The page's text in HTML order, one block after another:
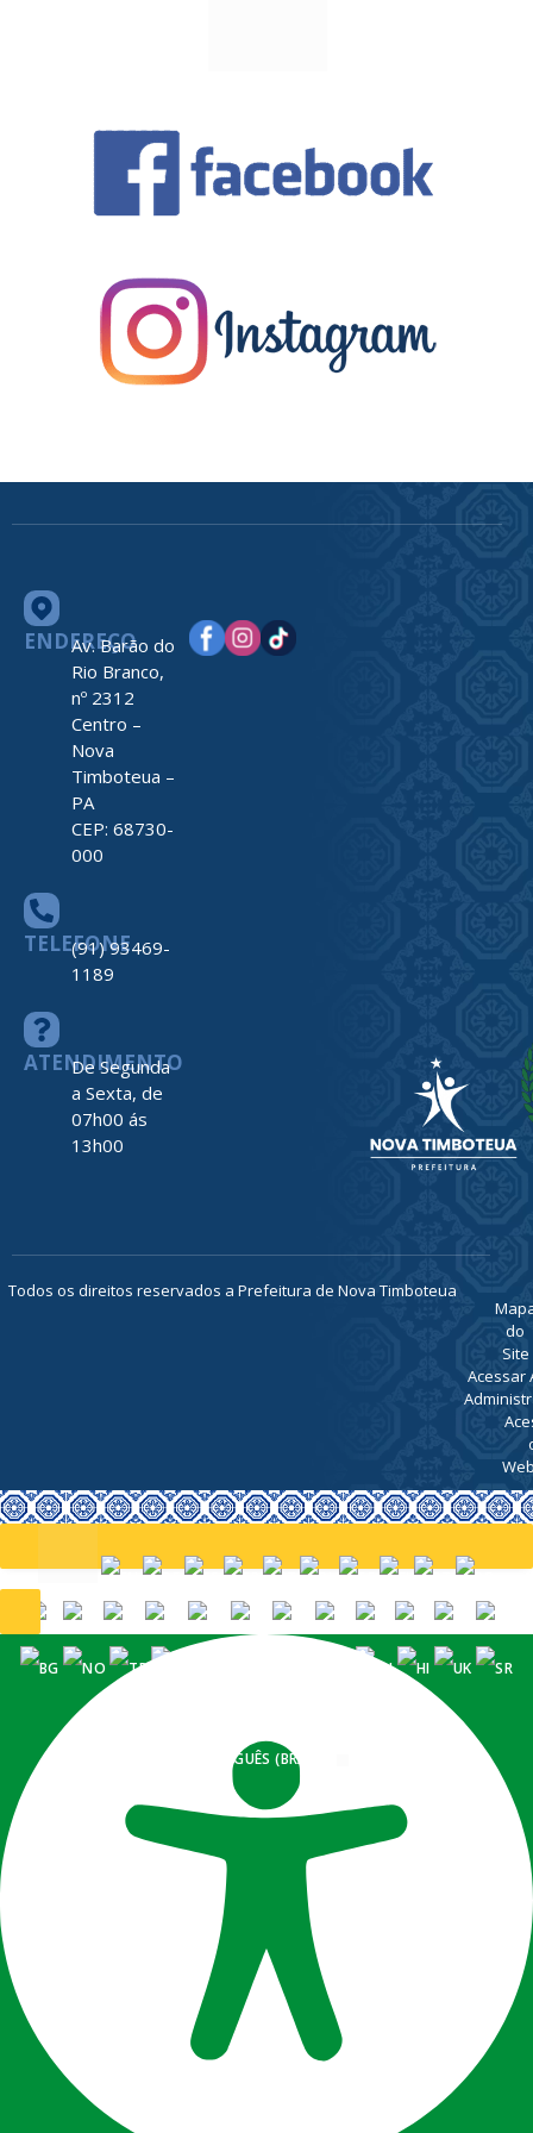
ENDEREÇO
Av. Barão do
Rio Branco,
nº 2312
Centro –
Nova
Timboteua –
PA
CEP: 68730-
000
TELEFONE
(91) 93469-
1189
ATENDIMENTO
De Segunda
a Sexta, de
07h00 ás
13h00
Todos os direitos reservados a Prefeitura de Nova Timboteua
do
Site
Acessar
PORTUGUÊS (BRASIL)